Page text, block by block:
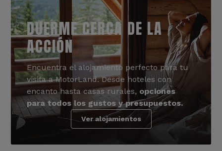
DUERME CERCA DE LA
ACCIÓN
Encuentra el alojamiento perfecto para tu
visita a MotorLand. Desde hoteles con
encanto hasta casas rurales, opciones
para todos los gustos y presupuestos.
Ver alojamientos